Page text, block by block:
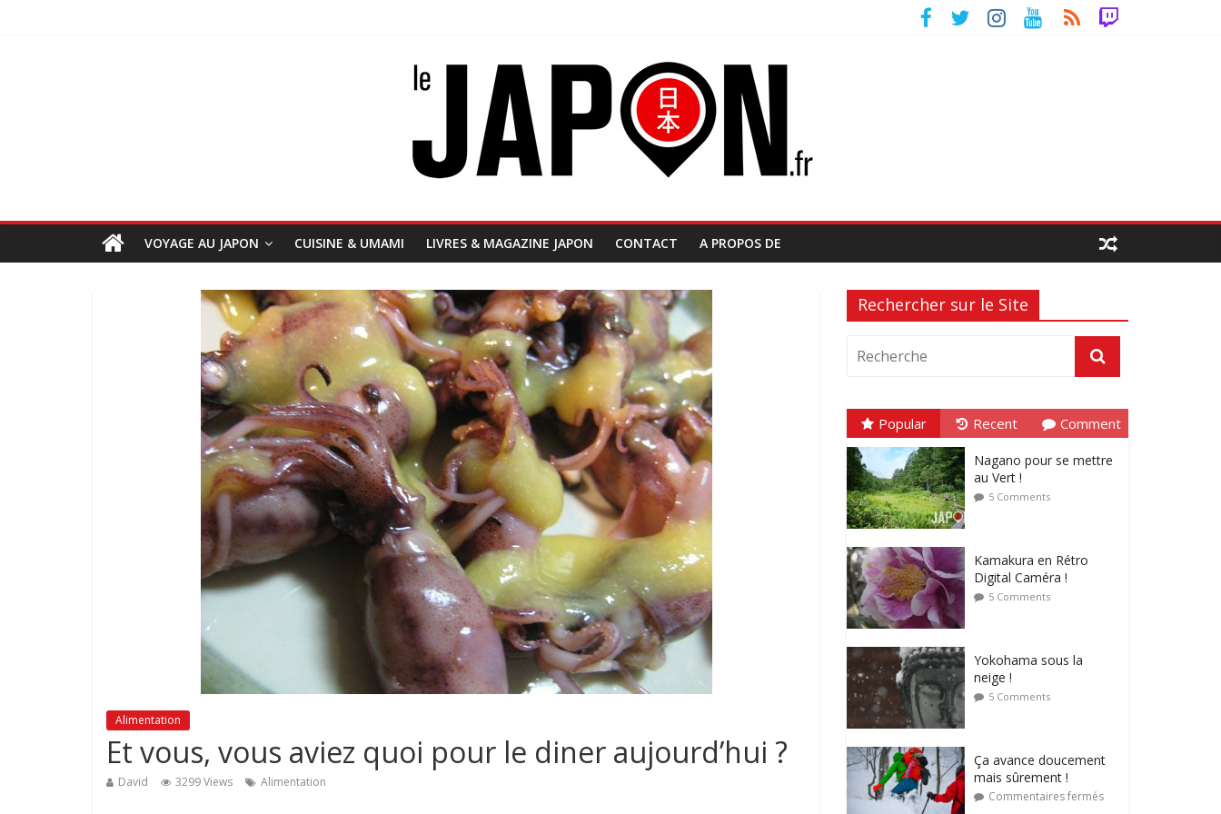
VOYAGE AU JAPON CUISINE & UMAMI LIVRES & MAGAZINE JAPON CONTACT A PROPOS DE
Alimentation
Et vous, vous aviez quoi pour le diner aujourd’hui ?
David 3299 Views Alimentation
Rechercher sur le Site
Popular Recent Comment
Nagano pour se mettre
au Vert !
5 Comments
Kamakura en Rétro
Digital Caméra !
5 Comments
Yokohama sous la
neige !
5 Comments
Ça avance doucement
mais sûrement !
Commentaires fermés